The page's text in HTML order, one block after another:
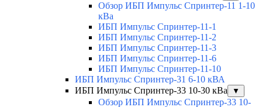
Обзор ИБП Импульс Спринтер-11 1-10
кВа
ИБП Импульс Спринтер-11-1
ИБП Импульс Спринтер-11-2
ИБП Импульс Спринтер-11-3
ИБП Импульс Спринтер-11-6
ИБП Импульс Спринтер-11-10
ИБП Импульс Спринтер-31 6-10 кВА
ИБП Импульс Спринтер-33 10-30 кВа
▼
Обзор ИБП Импульс Спринтер-33 10-